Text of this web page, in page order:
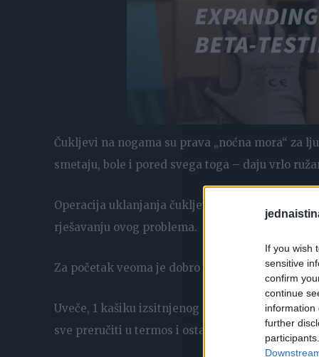
If you wish
sensitive
confirm
continue
information
further
Čukljevi na nogama su prava „noćna mora“ za
smetaju, bole i pored svega toga – daju vrlo
Operacija uklanjanja čukljeva je samo
rješavanju ovog problema.
Za početak veoma je dobro očistiti organizam
Uveče, 1 kašiku izsitnjenog lovorovog lista
sve preručiti u termos i ostaviti do ujutru.